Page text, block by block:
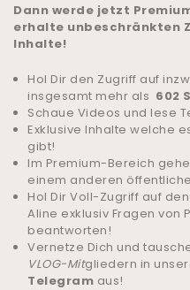
& UNTERSTÜTZUNG
ANMELDEN
HILFE UND SUPPORT
Dann werde jetzt
erhalte unbeschränkten
Inhalte!
Hol Dir den Zugriff auf
insgesamt mehr als 602
Schaue Videos und lese
Exklusive Inhalte welche
gibt!
Im Premium-Bereich
einem anderen
Hol Dir Voll-Zugriff auf den
Aline exklusiv Fragen von
beantworten!
Vernetze Dich und
VLOG-Mitgliedern in
Telegram aus!